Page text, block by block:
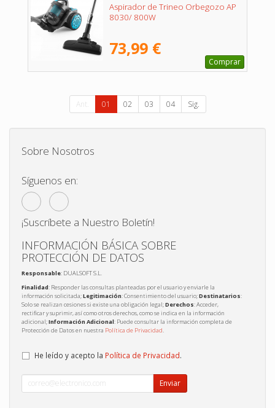
Aspirador de Trineo Orbegozo AP
8030/ 800W
73,99 €
Comprar
Ant. 01 02 03 04 Sig.
Sobre Nosotros
Síguenos en:
¡Suscríbete a Nuestro Boletín!
INFORMACIÓN BÁSICA SOBRE
PROTECCIÓN DE DATOS
Responsable: DUALSOFT S.L.
Finalidad: Responder las consultas planteadas por el usuario y enviarle la
información solicitada;Legitimación: Consentimiento del usuario;Destinatarios:
Solo se realizan cesiones si existe una obligación legal;Derechos: Acceder,
rectificar y suprimir, así como otros derechos, como se indica en la información
adicional;Información Adicional: Puede consultar la información completa de
Protección de Datos en nuestra Política de Privacidad.
He leído y acepto la Política de Privacidad.
Enviar